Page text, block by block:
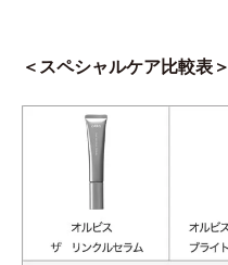
＜スペシャルケア比較表＞